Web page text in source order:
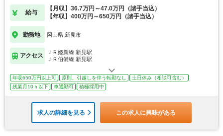
給与
【月収】36.7万円～47.0万円（諸手当込）
【年収】400万円～650万円（諸手当込）
勤務地 岡山県 新見市
アクセス
ＪＲ姫新線 新見駅
ＪＲ伯備線 新見駅
年収650万円以上可 原則、引越しを伴う転勤なし
土日休み（相談可含む）
残業月10ｈ以下
車通勤可 積極採用中
求人の詳細を見る この求人に興味がある